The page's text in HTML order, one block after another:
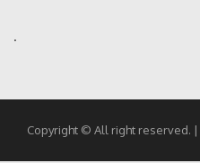
.
Copyright © All right reserved. |